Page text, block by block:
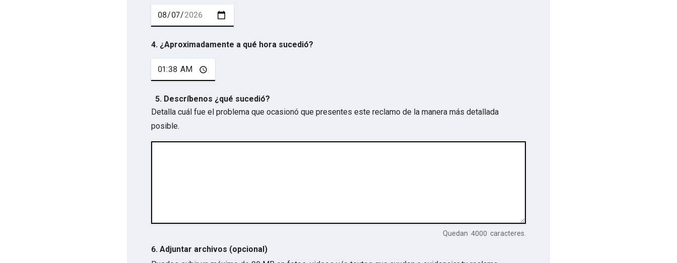
4. ¿Aproximadamente a qué hora sucedió?
5. Descríbenos ¿qué sucedió?
Detalla cuál fue el problema que ocasionó que presentes este reclamo de la manera más detallada
posible.
Quedan 4000 caracteres.
6. Adjuntar archivos (opcional)